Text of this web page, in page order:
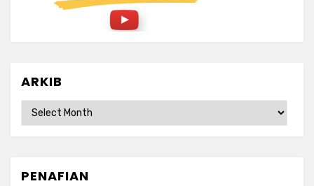
ARKIB
ARKIB
PENAFIAN